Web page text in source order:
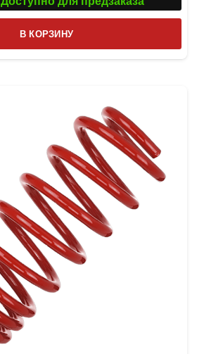
В КОРЗИНУ